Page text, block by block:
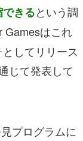
きるという調
Gamesはこれ
してリリース
じて発表して
プログラムに